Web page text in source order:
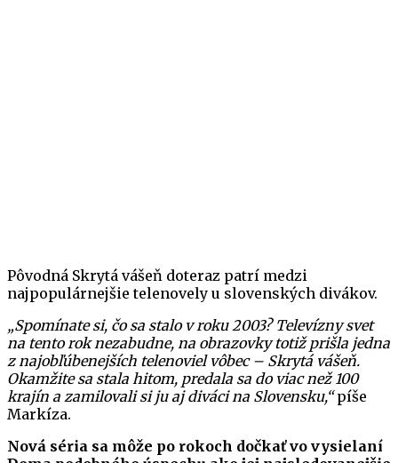
Pôvodná Skrytá vášeň doteraz patrí medzi
najpopulárnejšie telenovely u slovenských divákov.
„Spomínate si, čo sa stalo v roku 2003? Televízny svet
na tento rok nezabudne, na obrazovky totiž prišla jedna
z najobľúbenejších telenoviel vôbec – Skrytá vášeň.
Okamžite sa stala hitom, predala sa do viac než 100
krajín a zamilovali si ju aj diváci na Slovensku,“píše
Markíza.
Nová séria sa môže po rokoch dočkať vo vysielaní